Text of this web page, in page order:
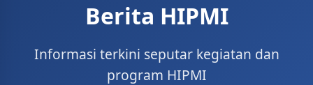
Berita HIPMI
Informasi terkini seputar kegiatan dan
program HIPMI